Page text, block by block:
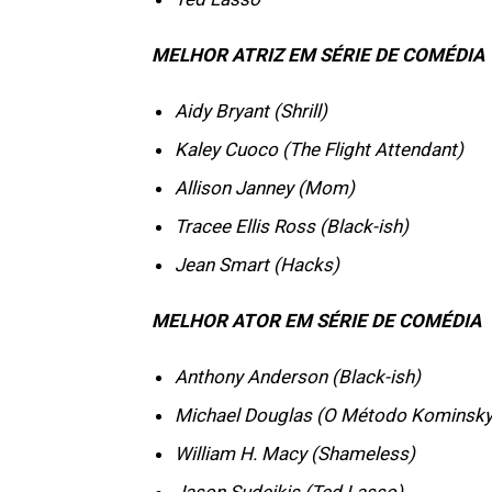
MELHOR ATRIZ EM SÉRIE DE COMÉDIA
Aidy Bryant (Shrill)
Kaley Cuoco (The Flight Attendant)
Allison Janney (Mom)
Tracee Ellis Ross (Black-ish)
Jean Smart (Hacks)
MELHOR ATOR EM SÉRIE DE COMÉDIA
Anthony Anderson (Black-ish)
Michael Douglas (O Método
William H. Macy (Shameless)